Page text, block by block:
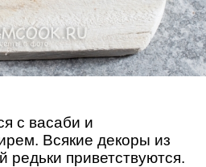
с васаби и
Всякие декоры из
редьки приветствуются.